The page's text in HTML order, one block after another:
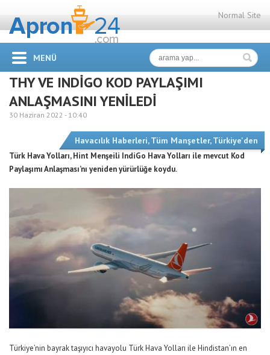
Normal Site
MENÜ
THY VE INDİGO KOD PAYLAŞIMI
ANLAŞMASINI YENİLEDİ
30 Haziran 2022 - 10:40
Havacılık Haberleri,Tüm Manşetler,Türkiye'den
Türk Hava Yolları, Hint Menşeili IndiGo Hava Yolları ile mevcut Kod
Paylaşımı Anlaşması’nı yeniden yürürlüğe koydu.
Türkiye’nin bayrak taşıyıcı havayolu Türk Hava Yolları ile Hindistan’ın en